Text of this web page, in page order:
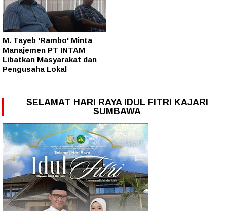
M. Tayeb 'Rambo' Minta
Manajemen PT INTAM
Libatkan Masyarakat dan
Pengusaha Lokal
SELAMAT HARI RAYA IDUL FITRI KAJARI
SUMBAWA